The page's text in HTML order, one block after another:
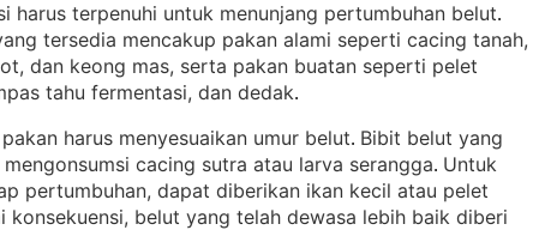
harus terpenuhi untuk menunjang pertumbuhan belut
tersedia mencakup pakan alami seperti cacing tanah,
dan keong mas, serta pakan buatan seperti pelet
tahu fermentasi, dan dedak.
harus menyesuaikan umur belut. Bibit belut yang
cacing sutra atau larva serangga. Untuk
pertumbuhan, dapat diberikan ikan kecil atau pelet
konsekuensi, belut yang telah dewasa lebih baik diberi